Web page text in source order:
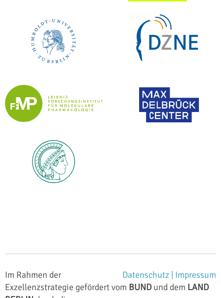
Impressum
Datenschutz |
Im Rahmen der
Exzellenzstrategie gefördert vom BUNDund dem LAND